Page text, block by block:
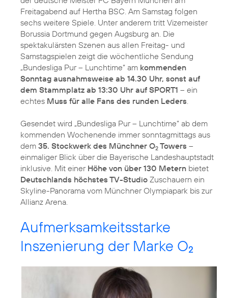
Freitagabend auf Hertha BSC. Am Samstag folgen
sechs weitere Spiele. Unter anderem tritt Vizemeister
Borussia Dortmund gegen Augsburg an. Die
spektakulärsten Szenen aus allen Freitag- und
Samstagspielen zeigt die wöchentliche Sendung
„Bundesliga Pur – Lunchtime“ am kommenden
Sonntag ausnahmsweise ab 14.30 Uhr, sonst auf
dem Stammplatz ab 13:30 Uhr auf SPORT1 – ein
echtes Muss für alle Fans des runden Leders.
Gesendet wird „Bundesliga Pur – Lunchtime“ ab dem
kommenden Wochenende immer sonntagmittags aus
dem 35. Stockwerk des Münchner O2 Towers –
einmaliger Blick über die Bayerische Landeshauptstadt
inklusive. Mit einer Höhe von über 130 Metern bietet
Deutschlands höchstes TV-Studio Zuschauern ein
Skyline-Panorama vom Münchner Olympiapark bis zur
Allianz Arena.
Aufmerksamkeitsstarke
Inszenierung der Marke O2